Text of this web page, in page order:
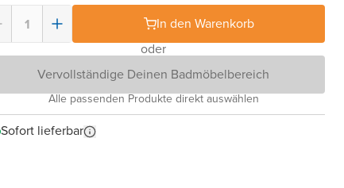
In den Warenkorb
oder
Vervollständige Deinen Badmöbelbereich
Alle passenden Produkte direkt auswählen
Sofort lieferbar